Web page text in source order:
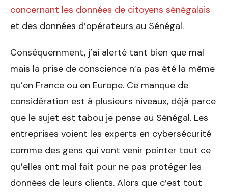
concernant les données de citoyens sénégalais
et des données d’opérateurs au Sénégal.
Conséquemment, j’ai alerté tant bien que mal
mais la prise de conscience n’a pas été la même
qu’en France ou en Europe. Ce manque de
considération est à plusieurs niveaux, déjà parce
que le sujet est tabou je pense au Sénégal. Les
entreprises voient les experts en cybersécurité
comme des gens qui vont venir pointer tout ce
qu’elles ont mal fait pour ne pas protéger les
données de leurs clients. Alors que c’est tout